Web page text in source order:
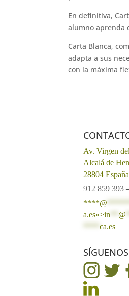
En definitiva,
alumno aprenda
Carta Blanca,
adapta a sus
con la máxima
Av. Virgen
Alcalá de
28804 España
912 859 393
****@
a.es«>in **@
****ca.es
SÍGUENOS